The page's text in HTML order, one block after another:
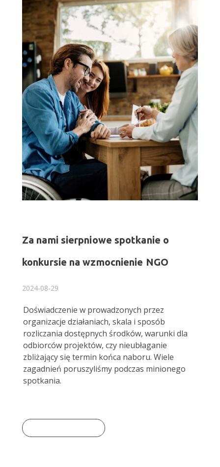
Za nami sierpniowe spotkanie o
konkursie na wzmocnienie NGO
2024-08-29
Doświadczenie w prowadzonych przez
organizacje działaniach, skala i sposób
rozliczania dostępnych środków, warunki dla
odbiorców projektów, czy nieubłaganie
zbliżający się termin końca naboru. Wiele
zagadnień poruszyliśmy podczas minionego
spotkania.